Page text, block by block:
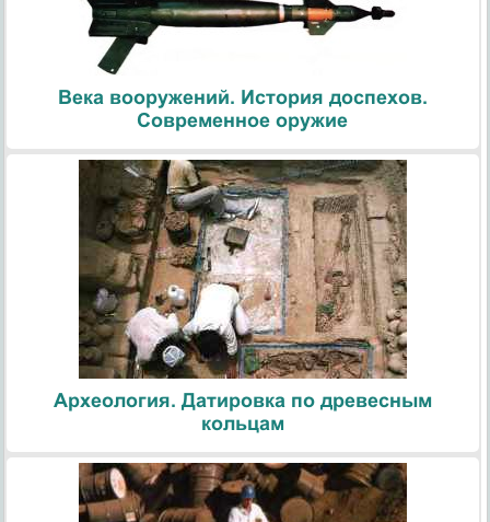
Века вооружений. История доспехов.
Современное оружие
Археология. Датировка по древесным
кольцам